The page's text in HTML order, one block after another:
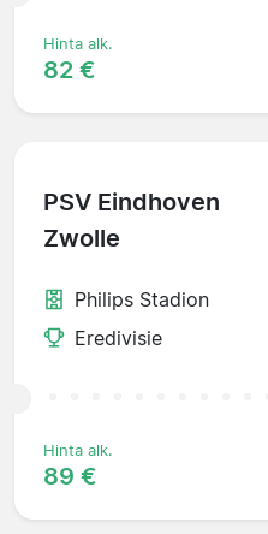
Hinta alk.
82 €
PSV Eindhoven
Zwolle
Philips Stadion
Eredivisie
Hinta alk.
89 €